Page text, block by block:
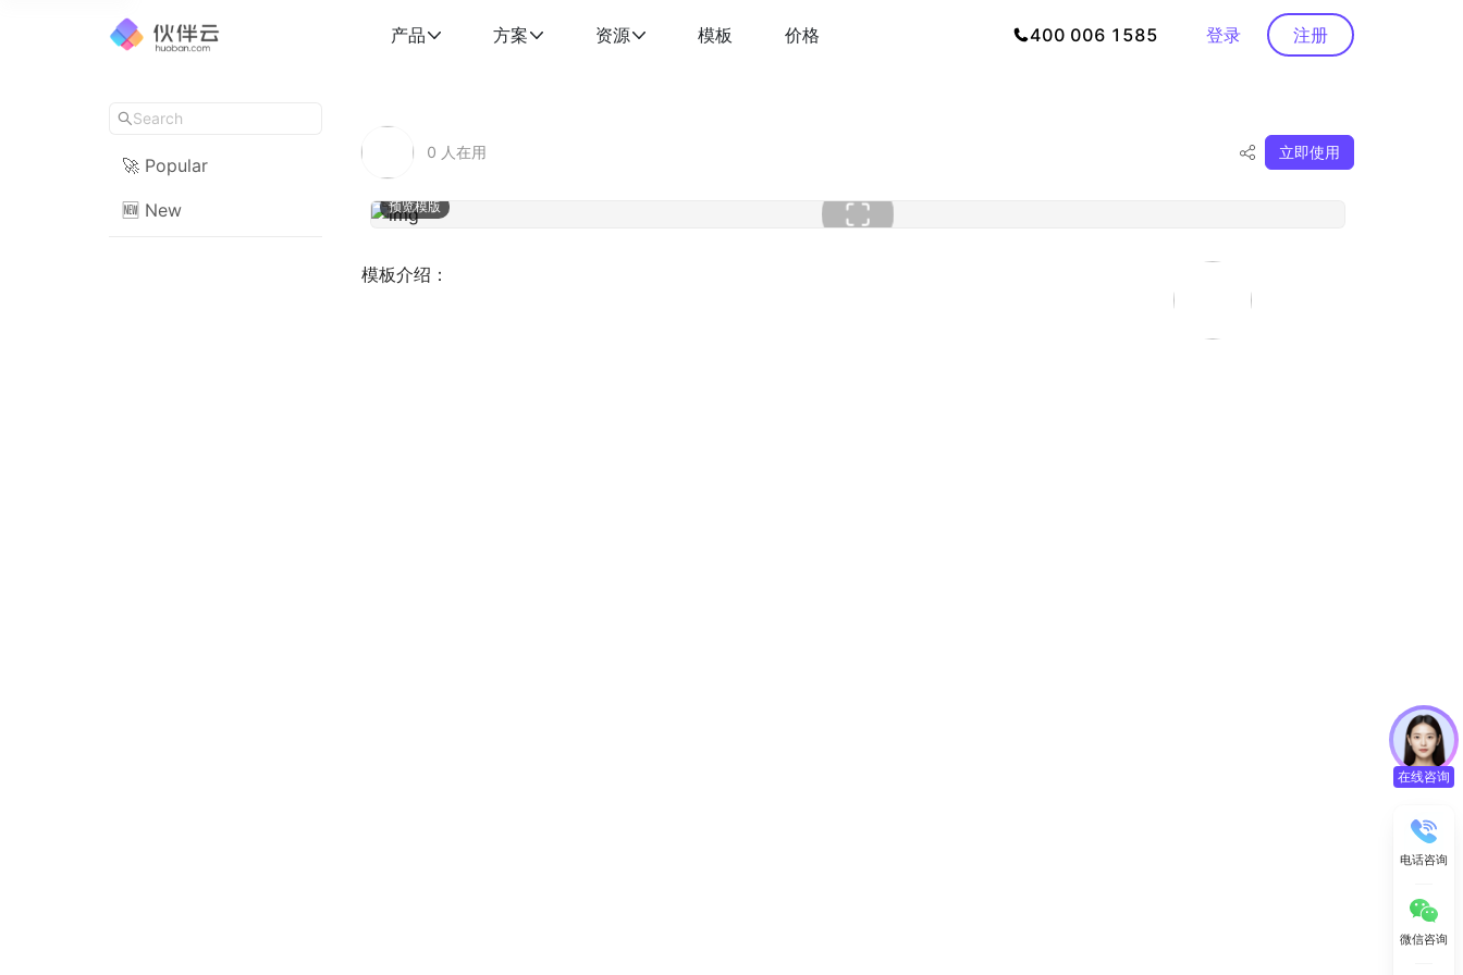
产品 方案 资源 模板 价格 400 006 1585 登录 注册
🚀 Popular
🆕 New
0 人在用 立即使用
预览模版
模板介绍：
在线咨询
电话咨询
微信咨询